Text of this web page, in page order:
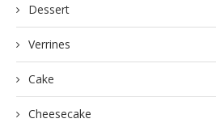
Dessert
Verrines
Cake
Cheesecake